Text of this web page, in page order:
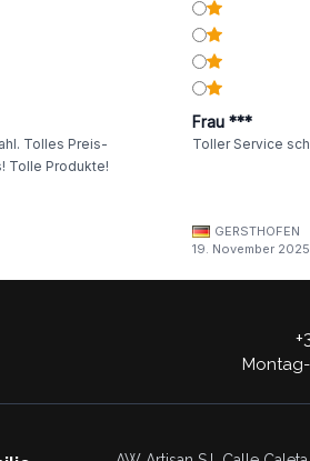
Tolles Preis-
Tolle Produkte!
Frau ***
Toller Service
GERSTHOFEN
19. November 2025